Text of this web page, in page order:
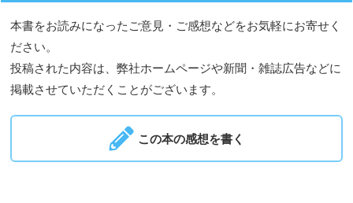
本書をお読みになったご意見・ご感想などをお気軽にお寄せく
ださい。
投稿された内容は、弊社ホームページや新聞・雑誌広告などに
掲載させていただくことがございます。
この本の感想を書く